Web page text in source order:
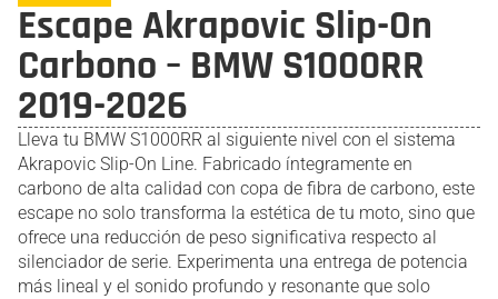
Escape Akrapovic Slip-On
Carbono – BMW S1000RR
2019-2026
Lleva tu BMW S1000RR al siguiente nivel con el sistema
Akrapovic Slip-On Line. Fabricado íntegramente en
carbono de alta calidad con copa de fibra de carbono, este
escape no solo transforma la estética de tu moto, sino que
ofrece una reducción de peso significativa respecto al
silenciador de serie. Experimenta una entrega de potencia
más lineal y el sonido profundo y resonante que solo